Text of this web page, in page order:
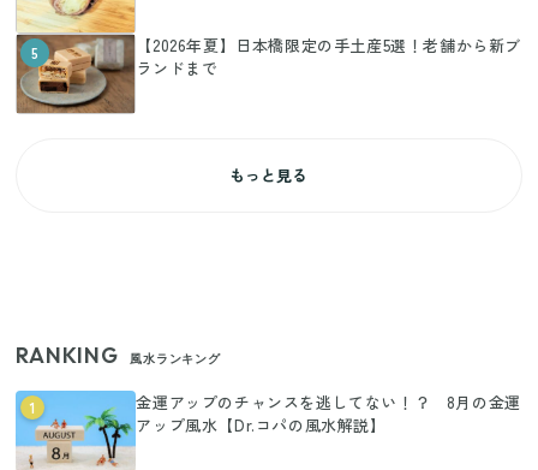
5
【2026年夏】日本橋限定の手土産5選！老舗から新ブ
ランドまで
もっと見る
RANKING 風水ランキング
1
金運アップのチャンスを逃してない！？ 8月の金運
アップ風水【Dr.コパの風水解説】